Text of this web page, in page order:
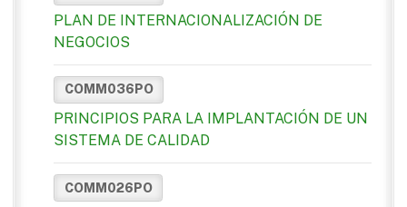
PLAN DE INTERNACIONALIZACIÓN DE
NEGOCIOS
COMM036PO
PRINCIPIOS PARA LA IMPLANTACIÓN DE UN
SISTEMA DE CALIDAD
COMM026PO